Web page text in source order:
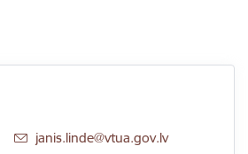
E-pasts:
janis.linde@vtua.gov.lv